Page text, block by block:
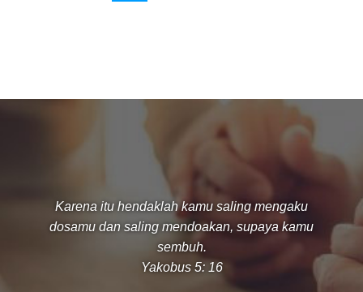
Karena itu hendaklah kamu saling mengaku
dosamu dan saling mendoakan, supaya kamu
sembuh.
Yakobus 5: 16